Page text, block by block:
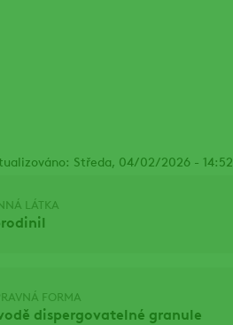
Středa, 04/02/2026 - 14:52
LÁTKA
FORMA
dispergovatelné granule